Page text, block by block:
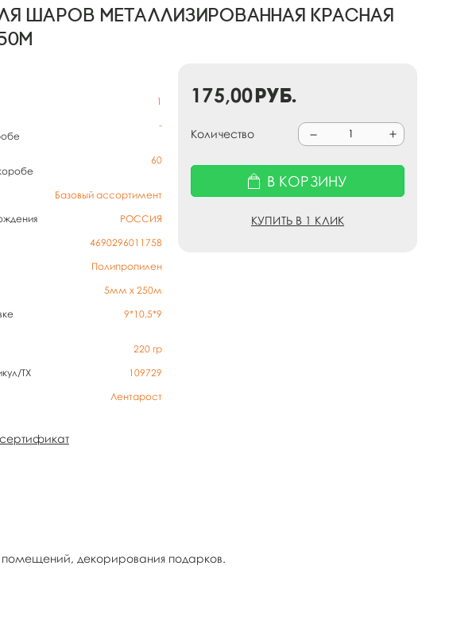
шаров Металлизированная Красная
1
-
60
Базовый ассортимент
РОССИЯ
4690296011758
Полипропилен
5мм х 250м
9*10,5*9
220 гр
TX
109729
Лентарост
175,00руб.
Количество
В КОРЗИНУ
КУПИТЬ В 1 КЛИК
помещений, декорирования подарков.